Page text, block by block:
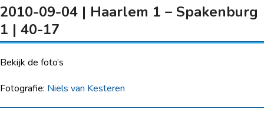
2010-09-04 | Haarlem 1 – Spakenburg
1 | 40-17
Bekijk de foto’s
Fotografie: Niels van Kesteren